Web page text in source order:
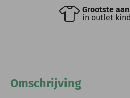
Grootste
in outlet
Omschrijving